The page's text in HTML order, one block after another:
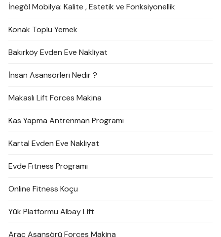
İnegöl Mobilya: Kalite , Estetik ve Fonksiyonellik
Konak Toplu Yemek
Bakırköy Evden Eve Nakliyat
İnsan Asansörleri Nedir ?
Makaslı Lift Forces Makina
Kas Yapma Antrenman Programı
Kartal Evden Eve Nakliyat
Evde Fitness Programı
Online Fitness Koçu
Yük Platformu Albay Lift
Araç Asansörü Forces Makina